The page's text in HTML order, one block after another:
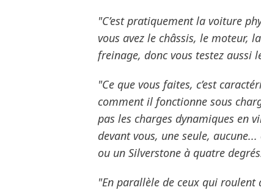
"C’est pratiquement la voiture
vous avez le châssis, le moteur,
freinage, donc vous testez aussi
"Ce que vous faites, c’est
comment il fonctionne sous
pas les charges dynamiques en
devant vous, une seule,
ou un Silverstone à quatre
"En parallèle de ceux qui